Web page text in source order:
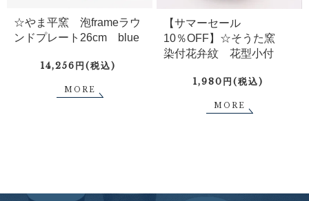
☆やま平窯 泡frameラウ
ンドプレート26cm blue
14,256円(税込)
MORE
【サマーセール
10％OFF】☆そうた窯
染付花弁紋 花型小付
1,980円(税込)
MORE